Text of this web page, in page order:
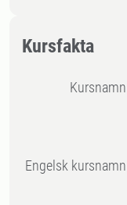
Kursfakta
Kursnamn
Engelsk kursnamn